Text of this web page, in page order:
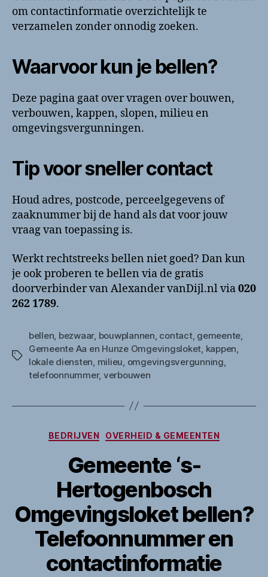
om contactinformatie overzichtelijk te
verzamelen zonder onnodig zoeken.
Waarvoor kun je bellen?
Deze pagina gaat over vragen over bouwen,
verbouwen, kappen, slopen, milieu en
omgevingsvergunningen.
Tip voor sneller contact
Houd adres, postcode, perceelgegevens of
zaaknummer bij de hand als dat voor jouw
vraag van toepassing is.
Werkt rechtstreeks bellen niet goed? Dan kun
je ook proberen te bellen via de gratis
doorverbinder van Alexander vanDijl.nl via020
262 1789.
Tags
bellen bezwaar, bouwplannen contact, gemeente
Gemeente Aa en Hunze Omgevingsloket kappen
lokale diensten milieu omgevingsvergunning
telefoonnummer, verbouwen
Categorieën
BEDRIJVEN OVERHEID & GEMEENTEN
Gemeente ‘s-
Hertogenbosch
Omgevingsloket bellen?
Telefoonnummer en
contactinformatie